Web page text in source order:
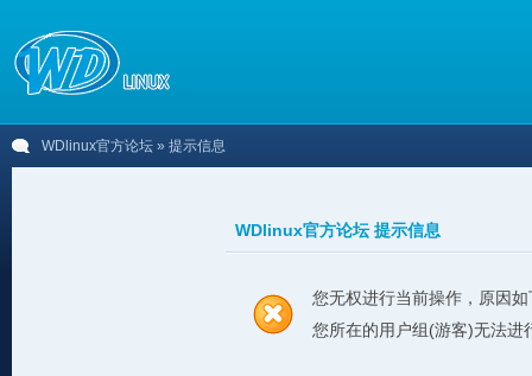
WDlinux官方论坛 » 提示信息
WDlinux官方论坛 提示信息
您无权进行当前操作，原因如
您所在的用户组(游客)无法进